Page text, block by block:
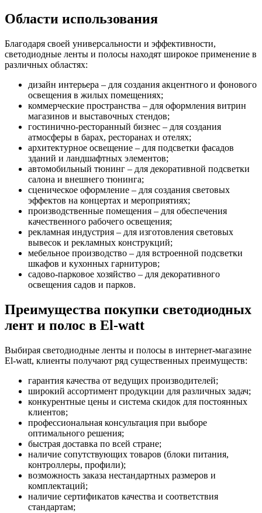
Области использования
Благодаря своей универсальности и эффективности,
светодиодные ленты и полосы находят широкое применение в
различных областях:
дизайн интерьера – для создания акцентного и фонового
освещения в жилых помещениях;
коммерческие пространства – для оформления витрин
магазинов и выставочных стендов;
гостинично-ресторанный бизнес – для создания
атмосферы в барах, ресторанах и отелях;
архитектурное освещение – для подсветки фасадов
зданий и ландшафтных элементов;
автомобильный тюнинг – для декоративной подсветки
салона и внешнего тюнинга;
сценическое оформление – для создания световых
эффектов на концертах и мероприятиях;
производственные помещения – для обеспечения
качественного рабочего освещения;
рекламная индустрия – для изготовления световых
вывесок и рекламных конструкций;
мебельное производство – для встроенной подсветки
шкафов и кухонных гарнитуров;
садово-парковое хозяйство – для декоративного
освещения садов и парков.
Преимущества покупки светодиодных
лент и полос в El-watt
Выбирая светодиодные ленты и полосы в интернет-магазине
El-watt, клиенты получают ряд существенных преимуществ:
гарантия качества от ведущих производителей;
широкий ассортимент продукции для различных задач;
конкурентные цены и система скидок для постоянных
клиентов;
профессиональная консультация при выборе
оптимального решения;
быстрая доставка по всей стране;
наличие сопутствующих товаров (блоки питания,
контроллеры, профили);
возможность заказа нестандартных размеров и
комплектаций;
наличие сертификатов качества и соответствия
стандартам;